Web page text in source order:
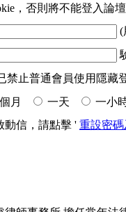
，否則將不能登入論
(
禁止普通會員使用隱藏
月 一天
一小
動信，請點擊 ' 重設密